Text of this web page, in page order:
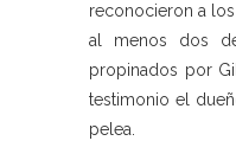
reconocieron a
al menos dos
propinados por
testimonio el
pelea.